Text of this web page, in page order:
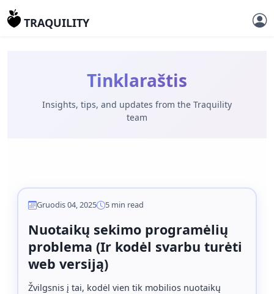
TRAQUILITY
Tinklaraštis
Insights, tips, and updates from the Traquility
team
Gruodis 04, 2025 5 min read
Nuotaikų sekimo programėlių
problema (Ir kodėl svarbu turėti
web versiją)
Žvilgsnis į tai, kodėl vien tik mobilios nuotaikų